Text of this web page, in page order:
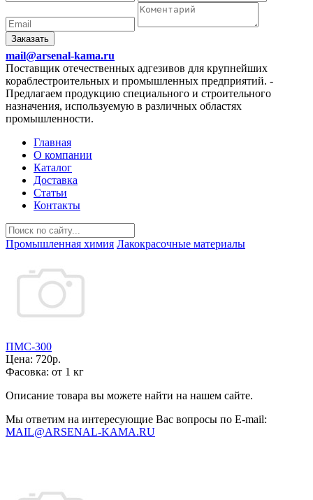
Заказать
mail@arsenal-kama.ru
Поставщик отечественных адгезивов для крупнейших
кораблестроительных и промышленных предприятий. -
Предлагаем продукцию специального и строительного
назначения, используемую в различных областях
промышленности.
Главная
О компании
Каталог
Доставка
Статьи
Контакты
Промышленная химия Лакокрасочные материалы
ПМС-300
Цена: 720р.
Фасовка: от 1 кг
Описание товара вы можете найти на нашем сайте.
Мы ответим на интересующие Вас вопросы по E-mail:
MAIL@ARSENAL-KAMA.RU